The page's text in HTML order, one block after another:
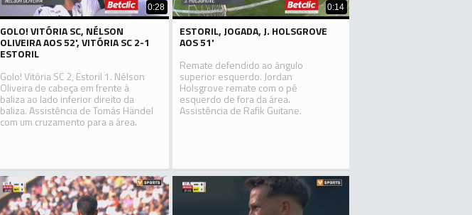
0:28
GOLO! VITÓRIA SC, NÉLSON
OLIVEIRA AOS 52', VITÓRIA SC 2-1
ESTORIL
Golo! Vitória SC 2, Estoril 1. Nélson
Oliveira de cabeça em frente à
baliza ao lado inferior direito da
baliza. Assistência de Tomás Händel
com um cruzamento para a área.
0:14
ESTORIL, JOGADA, J. HOLSGROVE
AOS 51'
Remate defendido ao ângulo
superior esquerdo. Jordan
Holsgrove remate com o pé
esquerdo de fora da área.
Assistência de Rafik Guitane.